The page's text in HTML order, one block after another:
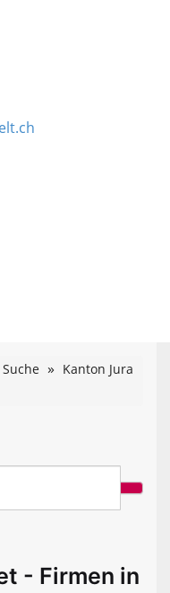
Kanton Jura
- Firmen in